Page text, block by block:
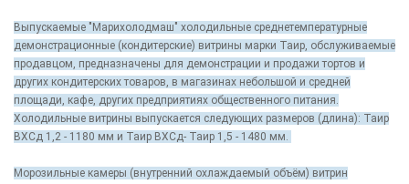
Выпускаемые "Марихолодмаш" холодильные среднетемпературные
демонстрационные (кондитерские) витрины марки Таир, обслуживаемые
продавцом, предназначены для демонстрации и продажи тортов и
других кондитерских товаров, в магазинах небольшой и средней
площади, кафе, других предприятиях общественного питания.
Холодильные витрины выпускается следующих размеров (длина): Таир
ВХСд 1,2 - 1180 мм и Таир ВХСд- Таир 1,5 - 1480 мм.
Морозильные камеры (внутренний охлаждаемый объём) витрин